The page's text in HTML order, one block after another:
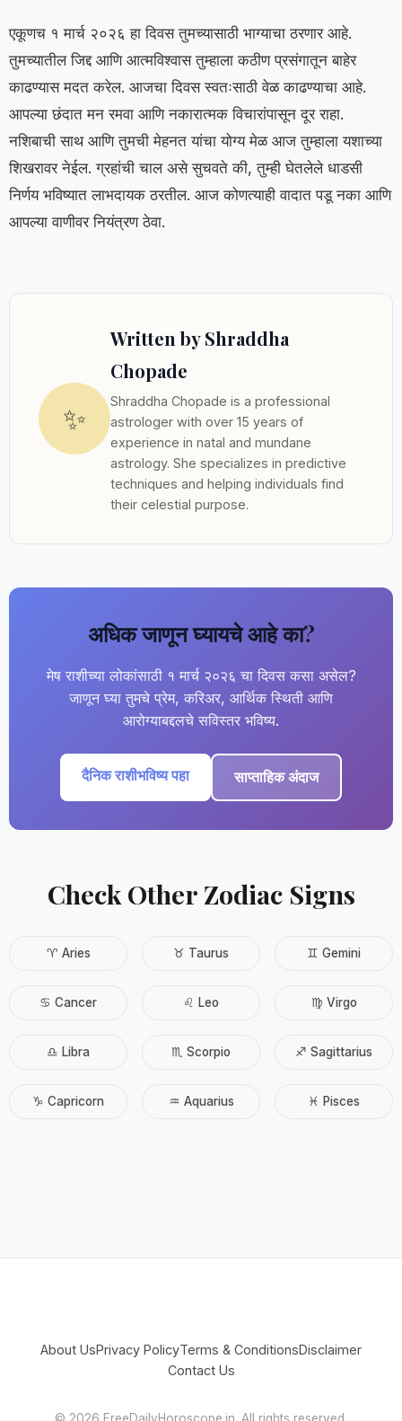
एकूणच १ मार्च २०२६ हा दिवस तुमच्यासाठी भाग्याचा ठरणार आहे.
तुमच्यातील जिद्द आणि आत्मविश्वास तुम्हाला कठीण प्रसंगातून बाहेर
काढण्यास मदत करेल. आजचा दिवस स्वतःसाठी वेळ काढण्याचा आहे.
आपल्या छंदात मन रमवा आणि नकारात्मक विचारांपासून दूर राहा.
नशिबाची साथ आणि तुमची मेहनत यांचा योग्य मेळ आज तुम्हाला यशाच्या
शिखरावर नेईल. ग्रहांची चाल असे सुचवते की, तुम्ही घेतलेले धाडसी
निर्णय भविष्यात लाभदायक ठरतील. आज कोणत्याही वादात पडू नका आणि
आपल्या वाणीवर नियंत्रण ठेवा.
✨
Written by Shraddha
Chopade
Shraddha Chopade is a professional
astrologer with over 15 years of
experience in natal and mundane
astrology. She specializes in predictive
techniques and helping individuals find
their celestial purpose.
अधिक जाणून घ्यायचे आहे का?
मेष राशीच्या लोकांसाठी १ मार्च २०२६ चा दिवस कसा असेल?
जाणून घ्या तुमचे प्रेम, करिअर, आर्थिक स्थिती आणि
आरोग्याबद्दलचे सविस्तर भविष्य.
दैनिक राशीभविष्य पहा साप्ताहिक अंदाज
Check Other Zodiac Signs
♈ Aries ♉ Taurus ♊ Gemini
♋ Cancer ♌ Leo ♍ Virgo
♎ Libra ♏ Scorpio ♐ Sagittarius
♑ Capricorn ♒ Aquarius ♓ Pisces
About UsPrivacy PolicyTerms & ConditionsDisclaimer
Contact Us